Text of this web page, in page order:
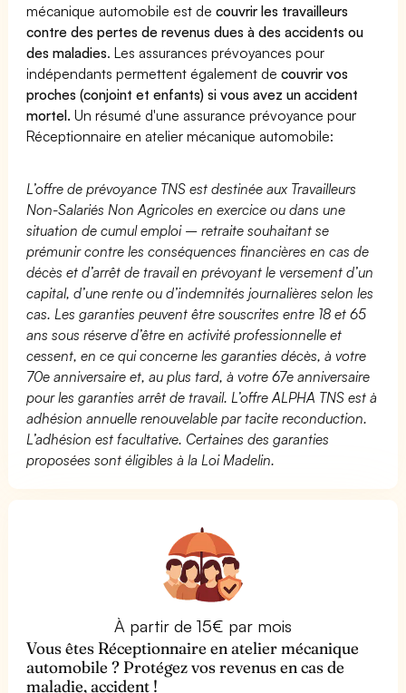
mécanique automobile est decouvrir les travailleurs
contre des pertes de revenus dues à des accidents ou
des maladies. Les assurances prévoyances pour
indépendants permettent également decouvrir vos
proches (conjoint et enfants) si vous avez un accident
mortel. Un résumé d'une assurance prévoyance pour
Réceptionnaire en atelier mécanique automobile:
L’offre de prévoyance TNS est destinée aux Travailleurs
Non-Salariés Non Agricoles en exercice ou dans une
situation de cumul emploi – retraite souhaitant se
prémunir contre les conséquences financières en cas de
décès et d’arrêt de travail en prévoyant le versement d’un
capital, d’une rente ou d’indemnités journalières selon les
cas. Les garanties peuvent être souscrites entre 18 et 65
ans sous réserve d’être en activité professionnelle et
cessent, en ce qui concerne les garanties décès, à votre
70e anniversaire et, au plus tard, à votre 67e anniversaire
pour les garanties arrêt de travail. L’offre ALPHA TNS est à
adhésion annuelle renouvelable par tacite reconduction.
L’adhésion est facultative. Certaines des garanties
proposées sont éligibles à la Loi Madelin.
À partir de 15€ par mois
Vous êtes Réceptionnaire en atelier mécanique
automobile ? Protégez vos revenus en cas de
maladie, accident !